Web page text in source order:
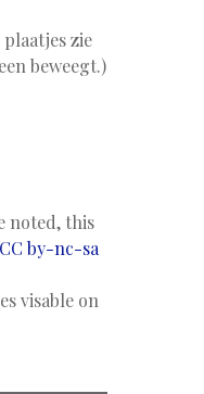
zie
beweegt.)
noted, this
CC by-nc-sa
visable on